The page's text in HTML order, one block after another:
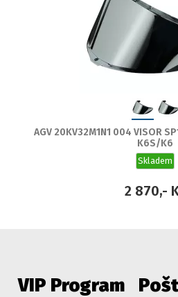
AGV 20KV32M1N1 004 VISOR
K6S/K6
Skladem
2 870,-
VIP Program